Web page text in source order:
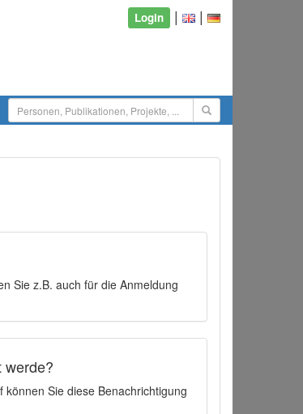
Login | |
Sie z.B. auch für die Anmeldung
werde?
Sie diese Benachrichtigung